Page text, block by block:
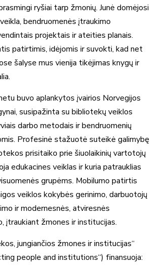
ryšiai tarp žmonių. Junė domėjosi
bendruomenės įtraukimo
projektais ir ateities planais.
patirtimis, idėjomis ir suvokti, kad net
šalyse mus vienija tikėjimas knygų ir
buvo aplankytos įvairios Norvegijos
susipažinta su bibliotekų veiklos
darbo metodais ir bendruomenių
Profesinė stažuotė suteikė galimybę
prisitaiko prie šiuolaikinių vartotojų
edukacines veiklas ir kuria patrauklias
grupėms. Mobilumo patirtis
veiklos kokybės gerinimo, darbuotojų
ir modernesnės, atviresnės
įtraukiant žmones ir institucijas.
jungiančios žmones ir institucijas“
people and institutions“) finansuoja: